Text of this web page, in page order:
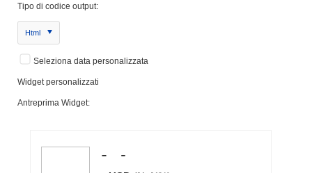
Tipo di codice output:
Html
Seleziona data personalizzata
Widget personalizzati
Antreprima Widget: